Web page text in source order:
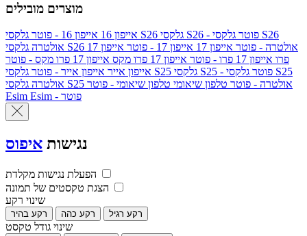
מוצרים מובילים
אייפון 16 אייפון 16 - פוטר גלקסי S26 גלקסי S26 - פוטר גלקסי S26
אולטרה
גלקסי S26 אולטרה - פוטר אייפון 17 אייפון 17 - פוטר
אייפון 17
פרו אייפון 17 פרו - פוטר אייפון 17 פרו מקס
אייפון 17 פרו מקס - פוטר
אייפון אייר אייפון אייר - פוטר גלקסי S25 גלקסי S25 - פוטר גלקסי S25
אולטרה
גלקסי S25 אולטרה - פוטר טלפון שיאומי טלפון שיאומי - פוטר
Esim
Esim - פוטר
נגישות איפוס
הפעלת נגישות מקלדת
הצגת טקסטים של תמונה
שינוי רקע
רקע בהיר רקע כהה רקע רגיל
שינוי גודל טקסט